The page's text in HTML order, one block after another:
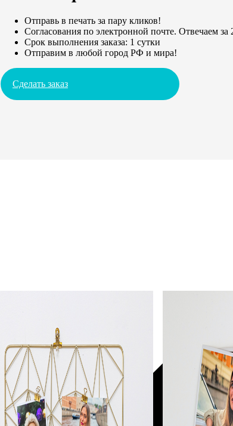
Отправь в печать за пару кликов!
Согласования по электронной почте. Отвечаем за
Срок выполнения заказа: 1 сутки
Отправим в любой город РФ и мира!
Сделать заказ